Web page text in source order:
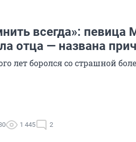
всегда»: певица
отца — названа
лет боролся со страшной
1 445 2